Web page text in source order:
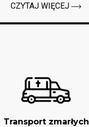
CZYTAJ WIĘCEJ
Transport zmarłych